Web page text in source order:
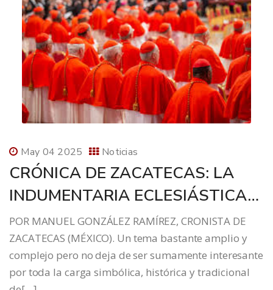
May 04 2025 Noticias
CRÓNICA DE ZACATECAS: LA
INDUMENTARIA ECLESIÁSTICA…
POR MANUEL GONZÁLEZ RAMÍREZ, CRONISTA DE
ZACATECAS (MÉXICO). Un tema bastante amplio y
complejo pero no deja de ser sumamente interesante
por toda la carga simbólica, histórica y tradicional